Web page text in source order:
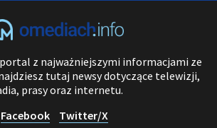
z najważniejszymi informacjami ze
tutaj newsy dotyczące telewizji,
prasy oraz internetu.
Facebook
Twitter/X